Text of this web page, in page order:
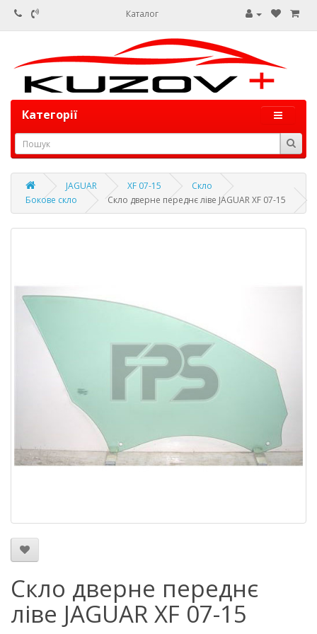
Каталог
Категорії
JAGUAR XF 07-15
Скло
Бокове скло
Скло дверне переднє ліве JAGUAR XF 07-15
Скло дверне переднє
ліве JAGUAR XF 07-15